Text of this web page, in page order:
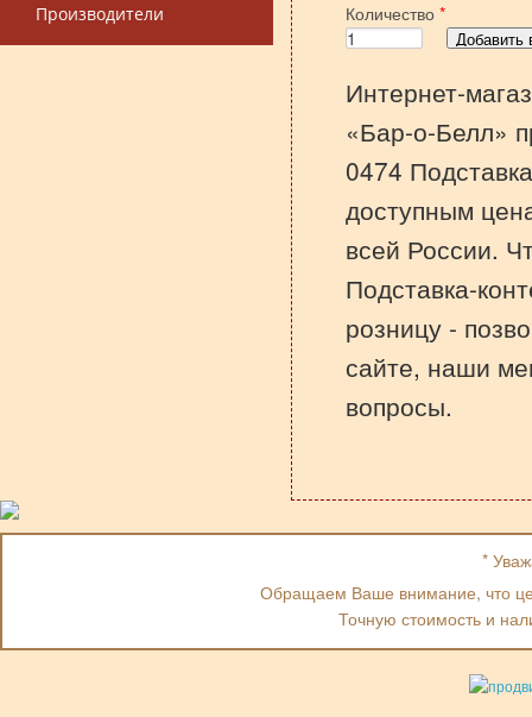
Производители
Количество *
Интернет-
«Бар-о-Белл»
0474
доступным
всей России.
Подставка-
розницу -
сайте, наши
вопросы.
*
Обращаем Ваше внимание, что
Точную стоимость и